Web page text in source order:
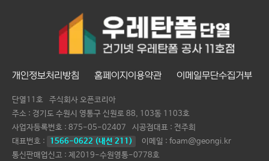
개인정보처리방침 홈페이지이용약관 이메일무단수집거부
단열11호
주식회사 오픈코리아
주소 : 경기도 수원시 영통구 신원로 88, 103동 1103호
사업자등록번호 : 875-05-02407 시공점대표 : 전주희
대표번호 :
1566-0622 (내선 211)
이메일 : foam@geongi.kr
통신판매업신고 : 제2019-수원영통-0778호